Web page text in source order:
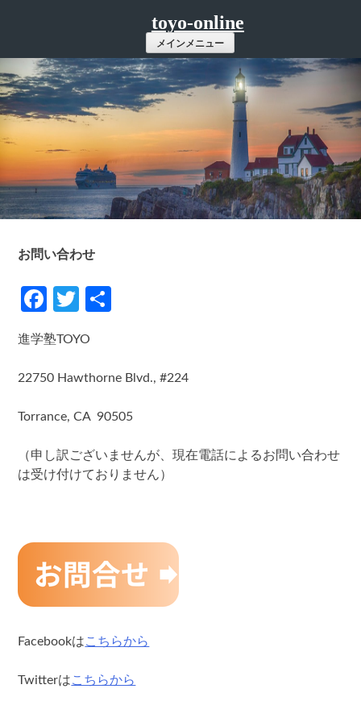
ツ
へ
ス
キ
ッ
プ
toyo-online
メインメニュー
お問い合わせ
Facebook
Twitter
進学塾TOYO
22750 Hawthorne Blvd., #224
Torrance, CA 90505
（申し訳ございませんが、現在電話によるお問い合わせ
は受け付けておりません）
Facebookはこちらから
Twitterはこちらから